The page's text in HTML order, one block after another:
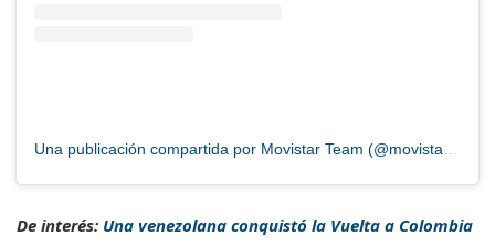
De interés: Una venezolana conquistó la Vuelta a Colombia